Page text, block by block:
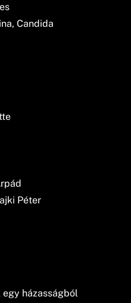
Candida
Péter
házasságból